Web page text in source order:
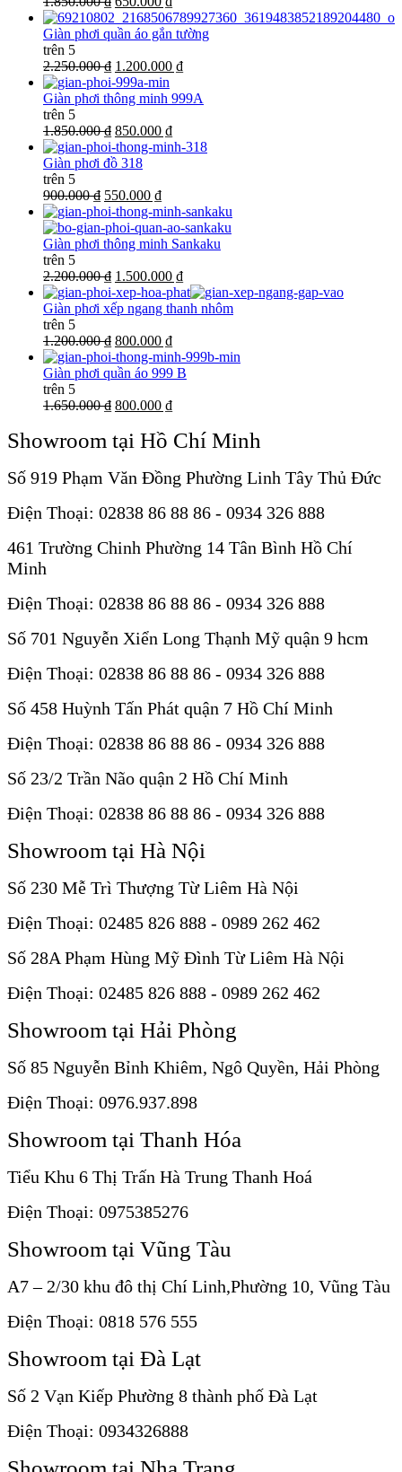
Giàn phơi quần áo gắn tường
trên 5
2.250.000 ₫ 1.200.000 ₫
Giàn phơi thông minh 999A
trên 5
1.850.000 ₫ 850.000 ₫
Giàn phơi đồ 318
trên 5
900.000 ₫ 550.000 ₫
Giàn phơi thông minh Sankaku
trên 5
2.200.000 ₫ 1.500.000 ₫
Giàn phơi xếp ngang thanh nhôm
trên 5
1.200.000 ₫ 800.000 ₫
Giàn phơi quần áo 999 B
trên 5
1.650.000 ₫ 800.000 ₫
Showroom tại Hồ Chí Minh
Số 919 Phạm Văn Đồng Phường Linh Tây Thủ Đức
Điện Thoại: 02838 86 88 86 - 0934 326 888
461 Trường Chinh Phường 14 Tân Bình Hồ Chí
Minh
Điện Thoại: 02838 86 88 86 - 0934 326 888
Số 701 Nguyễn Xiển Long Thạnh Mỹ quận 9 hcm
Điện Thoại: 02838 86 88 86 - 0934 326 888
Số 458 Huỳnh Tấn Phát quận 7 Hồ Chí Minh
Điện Thoại: 02838 86 88 86 - 0934 326 888
Số 23/2 Trần Não quận 2 Hồ Chí Minh
Điện Thoại: 02838 86 88 86 - 0934 326 888
Showroom tại Hà Nội
Số 230 Mễ Trì Thượng Từ Liêm Hà Nội
Điện Thoại: 02485 826 888 - 0989 262 462
Số 28A Phạm Hùng Mỹ Đình Từ Liêm Hà Nội
Điện Thoại: 02485 826 888 - 0989 262 462
Showroom tại Hải Phòng
Số 85 Nguyễn Bỉnh Khiêm, Ngô Quyền, Hải Phòng
Điện Thoại: 0976.937.898
Showroom tại Thanh Hóa
Tiểu Khu 6 Thị Trấn Hà Trung Thanh Hoá
Điện Thoại: 0975385276
Showroom tại Vũng Tàu
A7 – 2/30 khu đô thị Chí Linh,Phường 10, Vũng Tàu
Điện Thoại: 0818 576 555
Showroom tại Đà Lạt
Số 2 Vạn Kiếp Phường 8 thành phố Đà Lạt
Điện Thoại: 0934326888